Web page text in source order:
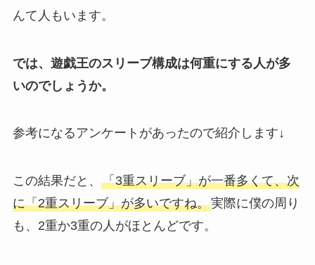
んて人もいます。
では、遊戯王のスリーブ構成は何重にする人が多
いのでしょうか。
参考になるアンケートがあったので紹介します↓
この結果だと、 「3重スリーブ」が一番多くて、次
に「2重スリーブ」が多いですね。実際に僕の周り
も、2重か3重の人がほとんどです。